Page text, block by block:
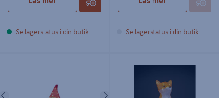
Se lagerstatus i din butik Se lagerstatus i din butik
LED, 6275-203